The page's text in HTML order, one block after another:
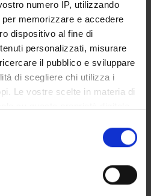
numero IP, utilizzando
memorizzare e accedere
dispositivo al fine di
personalizzati, misurare
il pubblico e sviluppare
di scegliere chi utilizza i
Le vostre scelte in materia di
consenso in qualsiasi
sui cookie o facendo clic